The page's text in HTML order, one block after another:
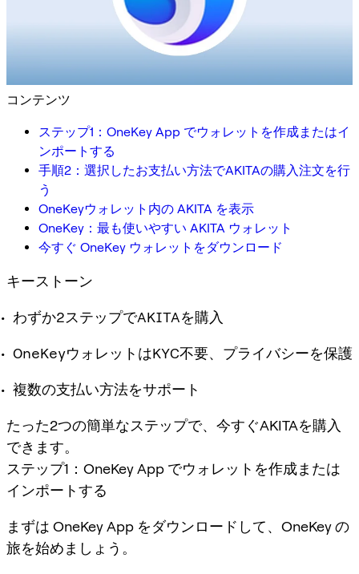
コンテンツ
ステップ1：OneKey App でウォレットを作成またはイ
ンポートする
手順2：選択したお支払い方法でAKITAの購入注文を行
う
OneKeyウォレット内の AKITA を表示
OneKey：最も使いやすい AKITA ウォレット
今すぐ OneKey ウォレットをダウンロード
キーストーン
わずか2ステップでAKITAを購入
OneKeyウォレットはKYC不要、プライバシーを保護
複数の支払い方法をサポート
たった2つの簡単なステップで、今すぐAKITAを購入
できます。
ステップ1：OneKey App でウォレットを作成または
インポートする
まずは OneKey App をダウンロードして、OneKey の
旅を始めましょう。